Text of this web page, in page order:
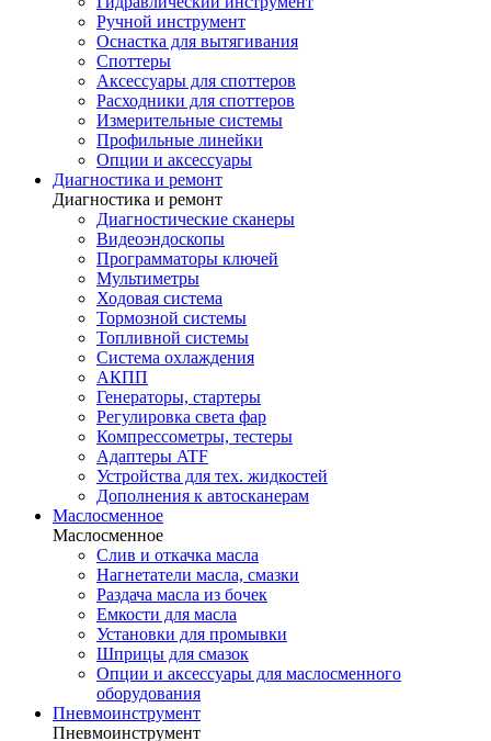
Ручной инструмент
Оснастка для вытягивания
Споттеры
Аксессуары для споттеров
Расходники для споттеров
Измерительные системы
Профильные линейки
Опции и аксессуары
Диагностика и ремонт
Диагностика и ремонт
Диагностические сканеры
Видеоэндоскопы
Программаторы ключей
Мультиметры
Ходовая система
Тормозной системы
Топливной системы
Система охлаждения
АКПП
Генераторы, стартеры
Регулировка света фар
Компрессометры, тестеры
Адаптеры ATF
Устройства для тех. жидкостей
Дополнения к автосканерам
Маслосменное
Маслосменное
Слив и откачка масла
Нагнетатели масла, смазки
Раздача масла из бочек
Емкости для масла
Установки для промывки
Шприцы для смазок
Опции и аксессуары для маслосменного
оборудования
Пневмоинструмент
Пневмоинструмент